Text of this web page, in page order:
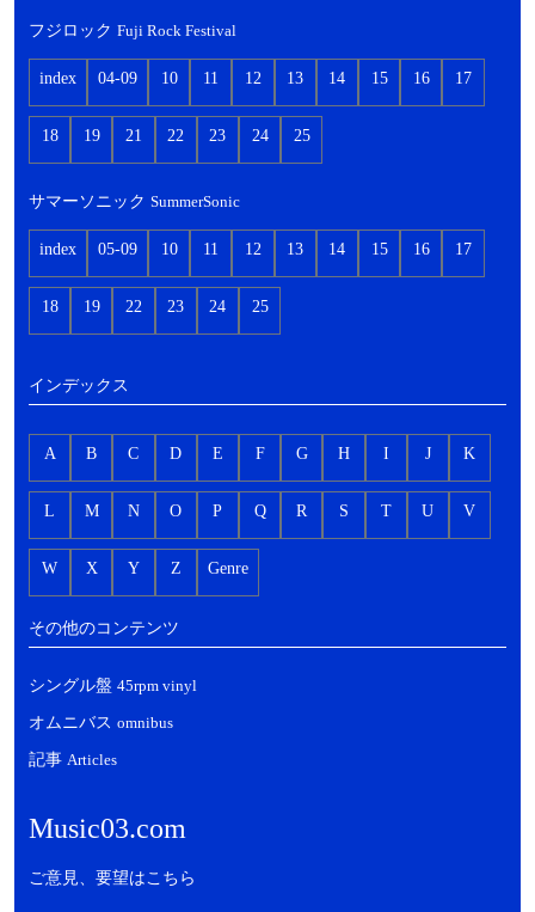
フジロック Fuji Rock Festival
index 04-09 10 11 12 13 14 15 16 17
18 19 21 22 23 24 25
サマーソニック SummerSonic
index 05-09 10 11 12 13 14 15 16 17
18 19 22 23 24 25
インデックス
A B C D E F G H I J K
L M N O P Q R S T U V
W X Y Z Genre
その他のコンテンツ
シングル盤 45rpm vinyl
オムニバス omnibus
記事 Articles
Music03.com
ご意見、要望はこちら